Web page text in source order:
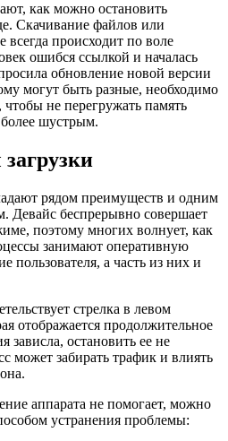
как можно остановить
Скачивание файлов или
происходит по воле
ошибся ссылкой и началась
обновление новой версии
могут быть разные, необходимо
не перегружать память
более шустрым.
рядом преимуществ и одним
Девайс беспрерывно совершает
поэтому многих волнует, как
занимают оперативную
пользователя, а часть из них и
стрелка в левом
отображается продолжительное
зависла, остановить ее не
может забирать трафик и влиять
аппарата не помогает, можно
устранения проблемы: